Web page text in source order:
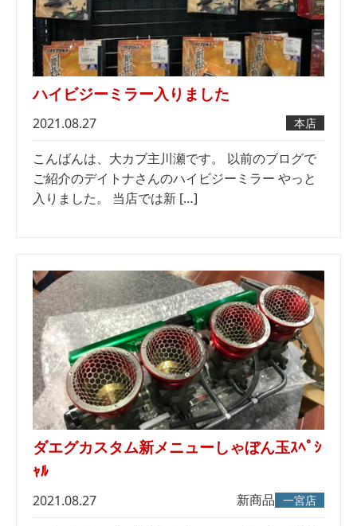
ハイビジーミラー入りました
2021.08.27 本店
こんばんは、大カブ主川瀬です。 以前のブログで
ご紹介のデイトナさんのハイビジーミラー やっと
入りました。 当店では新 […]
ダエグカスタム新メニューしゃぼん玉ｽﾍﾟｼ
ｬﾙ
2021.08.27 新商品 一宮店